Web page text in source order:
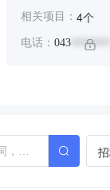
相关项目： 4个
电话： 043*******